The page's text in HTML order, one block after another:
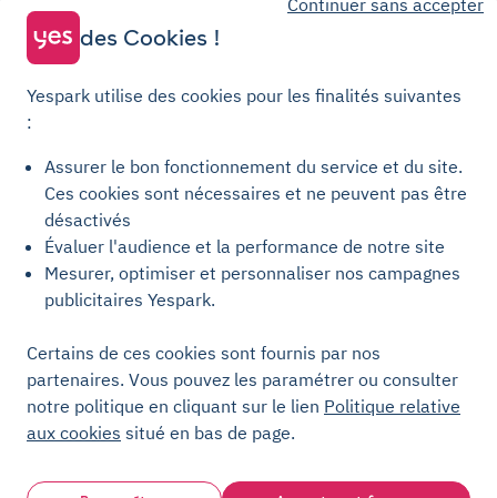
Parking Courbevoie
Parking Metz
Parking Clermont-Ferrand
Yespark SAS, titulaire de la carte pro n°CPI 7501 2017 000 019 582 portant
les mentions "Gestion Immobilière" et "Transaction" délivrée par la CCI de
Conditions générales de vente Stationnement
Conditions générales de vente Recharge
Politique de confidentialité
Politique relative aux cookies
Paramètres des cookies
Mentions légales
Continuer sans accepter
des Cookies !
Yespark utilise des cookies pour les finalités suivantes
:
Assurer le bon fonctionnement du service et du site.
Ces cookies sont nécessaires et ne peuvent pas être
désactivés
Évaluer l'audience et la performance de notre site
Mesurer, optimiser et personnaliser nos campagnes
publicitaires Yespark.
Certains de ces cookies sont fournis par nos
partenaires. Vous pouvez les paramétrer ou consulter
notre politique en cliquant sur le lien Politique relative
aux cookies situé en bas de page.